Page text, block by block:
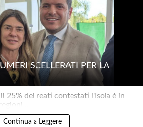
SCELLERATI PER LA
25% dei reati contestati l'Isola è in
..
Continua a Leggere